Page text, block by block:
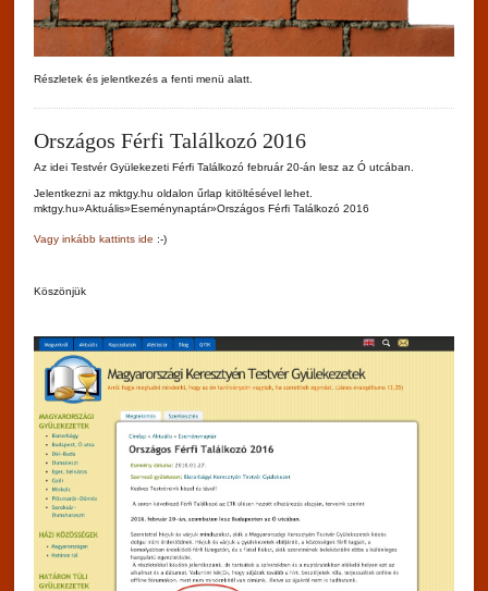
Részletek és jelentkezés a fenti menü alatt.
Országos Férfi Találkozó 2016
Az idei Testvér Gyülekezeti Férfi Találkozó február 20-án lesz az Ó utcában.
Jelentkezni az mktgy.hu oldalon űrlap kitöltésével lehet.
mktgy.hu»Aktuális»Eseménynaptár»Országos Férfi Találkozó 2016
Vagy inkább kattints ide :-)
Köszönjük